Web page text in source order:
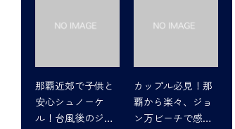
那覇近郊で子供と
安心シュノーケ
ル！台風後のジョ
カップル必見！那
覇から楽々、ジョ
ン万ビーチで感動